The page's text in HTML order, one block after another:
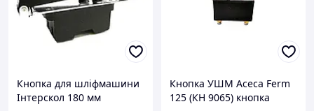
Кнопка для шліфмашини
Інтерскол 180 мм
Кнопка УШМ Асеса Ferm
125 (КН 9065) кнопка